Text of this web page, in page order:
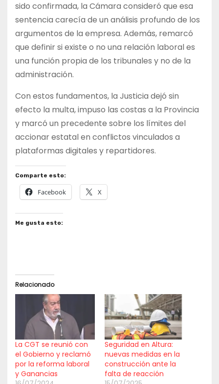
sido confirmada, la Cámara consideró que esa
sentencia carecía de un análisis profundo de los
argumentos de la empresa. Además, remarcó
que definir si existe o no una relación laboral es
una función propia de los tribunales y no de la
administración.
Con estos fundamentos, la Justicia dejó sin
efecto la multa, impuso las costas a la Provincia
y marcó un precedente sobre los límites del
accionar estatal en conflictos vinculados a
plataformas digitales y repartidores.
Comparte esto:
Facebook X
Me gusta esto:
Relacionado
La CGT se reunió con
el Gobierno y reclamó
por la reforma laboral
y Ganancias
Seguridad en Altura:
nuevas medidas en la
construcción ante la
falta de reacción